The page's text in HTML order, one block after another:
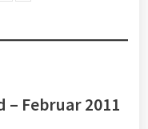
Februar 2011